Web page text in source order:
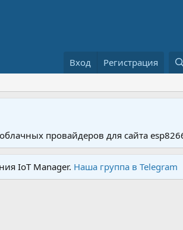
Вход Регистрация
провайдеров для сайта
IoT Manager. Наша группа в Telegram